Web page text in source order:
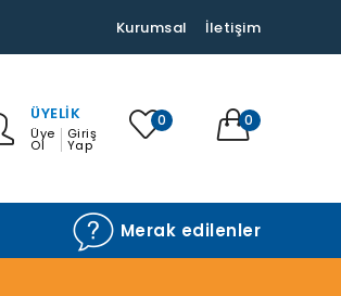
Kurumsal İletişim
ÜYELIK
Üye
Ol
Giriş
Yap
0 0
Merak edilenler